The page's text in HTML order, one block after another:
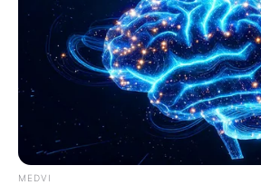
อะไรที่ชาว ราศีมังกร ต้องการชอบกา
ท้าทายและอุปสรรคที่ต้องฟันฝ่าเพื่อใ
ต้องการชาวมังกรจึงเหมาะกับคนที่มีค
มีความสง่าสูงศักดิ์ และมีปฏิสัมพันธ์โ
เสมอต้องมีความเก่งพอๆกันและสิ่ง
สิ่งคือคนรักที่เข้าใจในธรรมชาติของเ
อะไรง่ายๆต้องปรามเขาได้ และไม่เป็
MEDVI